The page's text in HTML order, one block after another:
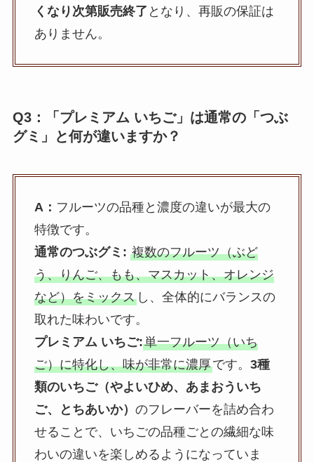
くなり次第販売終了 となり、再販の保証は
ありません。
Q3：「プレミアム いちご」は通常の「つぶ
グミ」と何が違いますか？
A： フルーツの品種と濃度の違いが最大の
特徴です。
通常のつぶグミ: 複数のフルーツ（ぶど
う、りんご、もも、マスカット、オレンジ
など）をミックスし、全体的にバランスの
取れた味わいです。
プレミアム いちご:単一フルーツ（いち
ご）に特化し、味が非常に濃厚です。 3種
類のいちご（やよいひめ、あまおういち
ご、とちあいか） のフレーバーを詰め合わ
せることで、いちごの品種ごとの繊細な味
わいの違いを楽しめるようになっていま